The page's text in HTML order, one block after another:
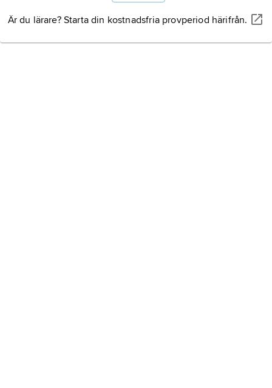
Är du lärare? Starta din kostnadsfria provperiod härifrån.